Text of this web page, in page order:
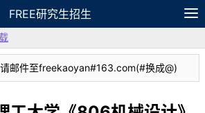
FREE研究生招生
邮件至freekaoyan#163.com(#换成@)